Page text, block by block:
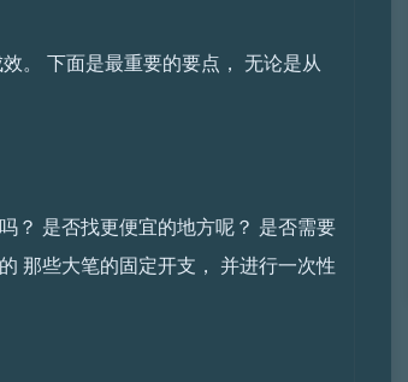
。 下面是最重要的要点， 无论是从
？ 是否找更便宜的地方呢？ 是否需要
那些大笔的固定开支， 并进行一次性